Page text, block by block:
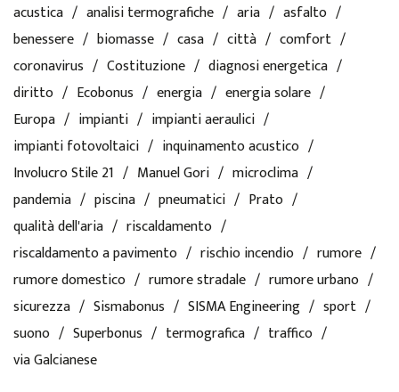
acustica analisi termografiche aria
asfalto
benessere
biomasse casa città
comfort
coronavirus
Costituzione
diagnosi energetica
diritto
Ecobonus energia
energia solare
Europa
impianti
impianti aeraulici
impianti fotovoltaici
inquinamento acustico
Involucro Stile 21
Manuel Gori
microclima
pandemia
piscina pneumatici
Prato
qualità dell'aria
riscaldamento
riscaldamento a pavimento
rischio incendio
rumore
rumore domestico
rumore stradale
rumore urbano
sicurezza
Sismabonus SISMA Engineering
sport
suono
Superbonus termografica
traffico
via Galcianese